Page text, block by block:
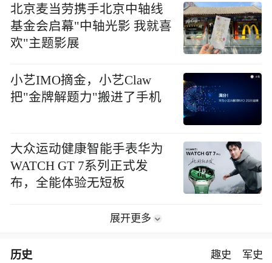
北京麦当劳携手北京中轴线
基金会启幕"中轴光影 我就喜
欢"主题影展
小艺IMO摘金，小艺Claw
把"金牌解题力"搬进了手机
大众运动健康智能手表华为
WATCH GT 7系列正式发
布，全能体验无短板
展开更多
历史 趣史 军史